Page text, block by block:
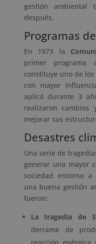
gestión
después.
Programas
En 1973 la
primer programa
constituye uno de
con mayor
aplicó durante 3
realizaron
mejorar sus
Desastres
Una serie de
generar una mayor
sociedad entorno
una buena gestión
fueron:
La tragedia de
derrame de